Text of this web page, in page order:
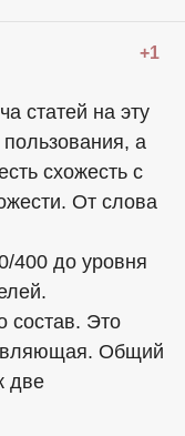
+1
статей на эту
а
схожесть с
От слова
400 до уровня
состав. Это
Общий
две